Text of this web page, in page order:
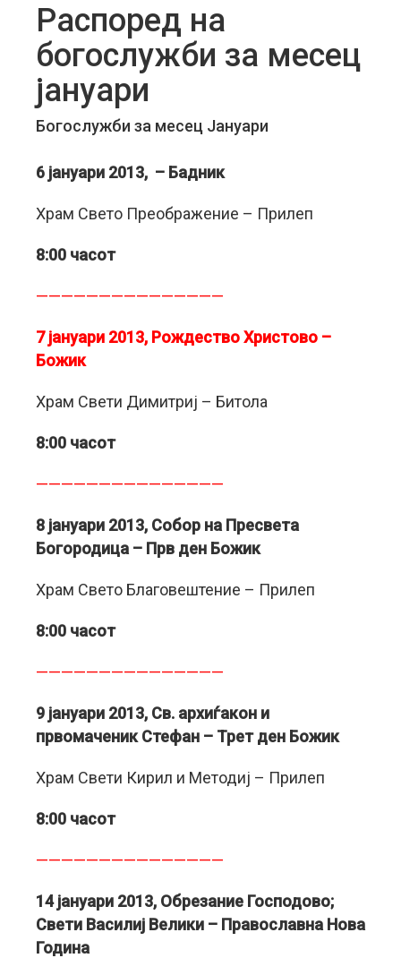
Распоред на
богослужби за месец
јануари
Богослужби за месец Јануари
6 јануари 2013, – Бадник
Храм Свето Преображeние – Прилеп
8:00 часот
———————————————
7 јануари 2013, Рождество Христово –
Божик
Храм Свети Димитриј – Битола
8:00 часот
———————————————
8 јануари 2013, Собор на Пресвета
Богородица – Прв ден Божик
Храм Свето Благовештение – Прилеп
8:00 часот
———————————————
9 јануари 2013, Св. архиѓакон и
првомаченик Стефан – Трет ден Божик
Храм Свети Кирил и Методиј – Прилеп
8:00 часот
———————————————
14 јануари 2013, Обрезание Господово;
Свети Василиј Велики – Православна Нова
Година